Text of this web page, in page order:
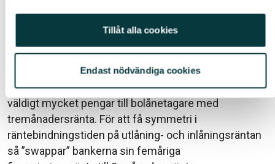
Tillåt alla cookies
Endast nödvändiga cookies
Följer de korta bolåneräntorna reporäntan?
avgörande korträntan för bolåneräntor. När banker ger
ut bostadsobligationer har de oftast en löptid och en
räntebindning runt fem år. Men bankerna lånar ut
väldigt mycket pengar till bolånetagare med
tremånadersränta. För att få symmetri i
räntebindningstiden på utlåning- och inlåningsräntan
så ”swappar” bankerna sin femåriga